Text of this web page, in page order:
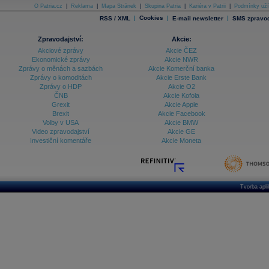
O Patria.cz Reklama Mapa Stránek Skupina Patria Kariéra v Patrii Podmínky
RSS / XML | Cookies | E-mail newsletter | SMS
Zpravodajství:
Akciové zprávy
Ekonomické zprávy
Zprávy o měnách a sazbách
Zprávy o komoditách
Zprávy o HDP
ČNB
Grexit
Brexit
Volby v USA
Video zpravodajství
Investiční komentáře
Akcie:
Akcie ČEZ
Akcie NWR
Akcie Komerční banka
Akcie Erste Bank
Akcie O2
Akcie Kofola
Akcie Apple
Akcie Facebook
Akcie BMW
Akcie GE
Akcie Moneta
Tvorba